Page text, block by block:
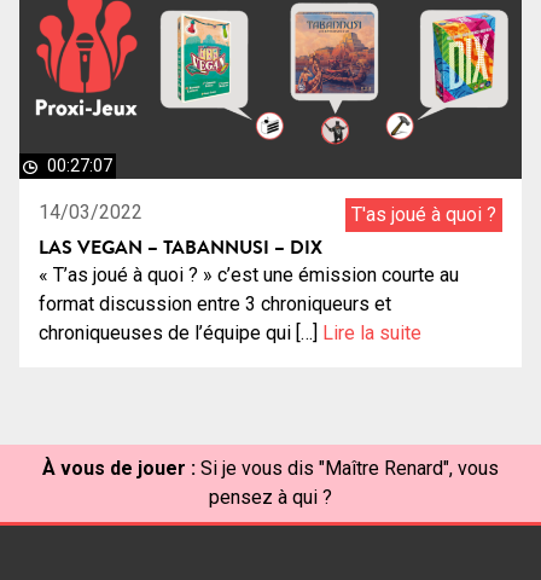
00:27:07
14/03/2022 T'as joué à quoi ?
LAS VEGAN – TABANNUSI – DIX
« T’as joué à quoi ? » c’est une émission courte au
format discussion entre 3 chroniqueurs et
chroniqueuses de l’équipe qui […]
Lire la suite
À vous de jouer : Si je vous dis "Maître Renard", vous
pensez à qui ?